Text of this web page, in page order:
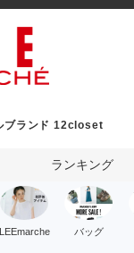
ブランド 12closet
ランキング
LEEmarche バッグ